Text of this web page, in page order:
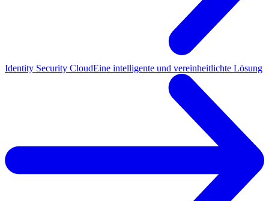
Identity Security CloudEine intelligente und vereinheitlichte Lösung